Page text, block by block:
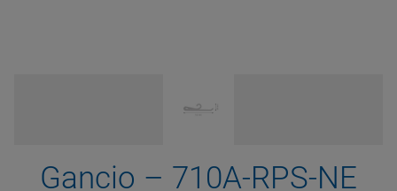
Gancio – 710A-RPS-NE